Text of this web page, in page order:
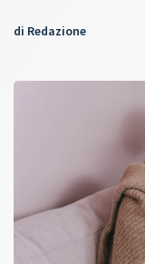
di Redazione